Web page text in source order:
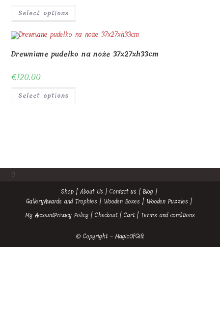
Select options
Drewniane pudełko na noże 37x27xh33cm
€120.00
Select options
0
Shop About Us Contact us
Blog
GalleryAwards and Trophies Wooden Boxes
Wooden Puzzles
My AccountPrivacy Policy Checkout Cart Terms and conditions
© Copyright - MagicOfGift